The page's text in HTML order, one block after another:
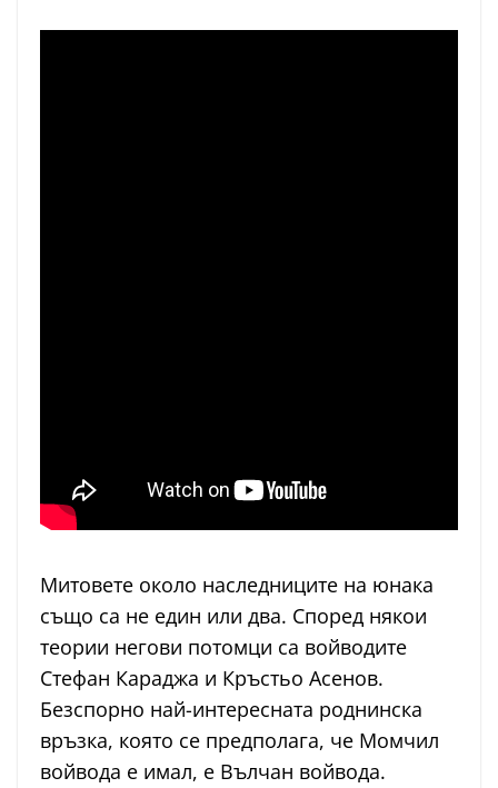
Митовете около наследниците на юнака
също са не един или два. Според някои
теории негови потомци са войводите
Стефан Караджа и Кръстьо Асенов.
Безспорно най-интересната роднинска
връзка, която се предполага, че Момчил
войвода е имал, е Вълчан войвода.